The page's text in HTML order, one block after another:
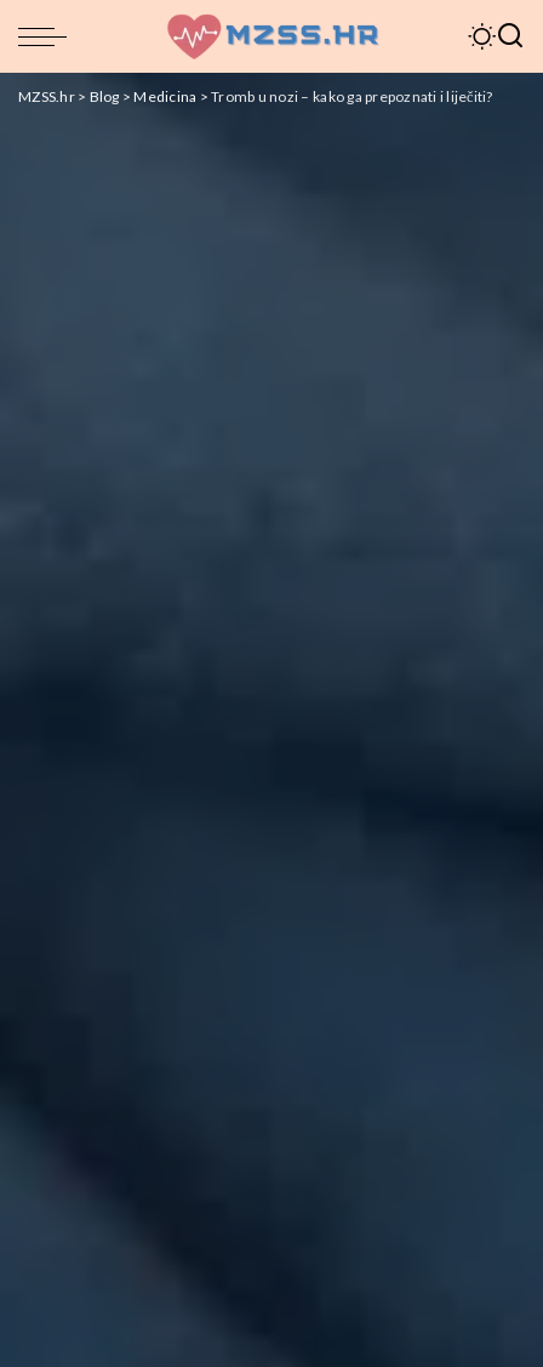
MZSS.hr> Blog >Medicina >Tromb u nozi – kako ga prepoznati i liječiti?